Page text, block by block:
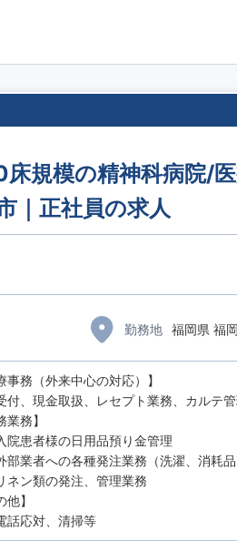
規模の精神科病院/
｜正社員の求人
勤務地 福岡県 福
事務（外来中心の対応）】
、現金取扱、レセプト業務、カルテ管
業務】
患者様の日用品預り金管理
業者への各種発注業務（洗濯、消耗品
ネン類の発注、管理業務
他】
話応対、清掃等